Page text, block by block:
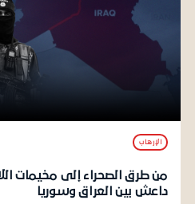
الإرهاب
من طرق الصحراء إلى مخيمات
داعش بين العراق وسوريا